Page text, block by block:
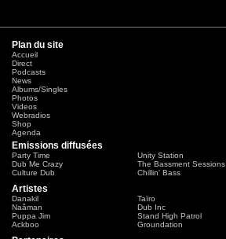
Plan du site
Accueil
Direct
Podcasts
News
Albums/Singles
Photos
Videos
Webradios
Shop
Agenda
Emissions diffusées
Party Time
Unity Station
Dub Me Crazy
The Bassment Sessions
Culture Dub
Chillin' Bass
Artistes
Danakil
Taïro
Naâman
Dub Inc
Puppa Jim
Stand High Patrol
Ackboo
Groundation